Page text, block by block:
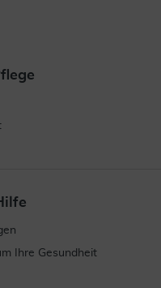
Ihre Gesundheit